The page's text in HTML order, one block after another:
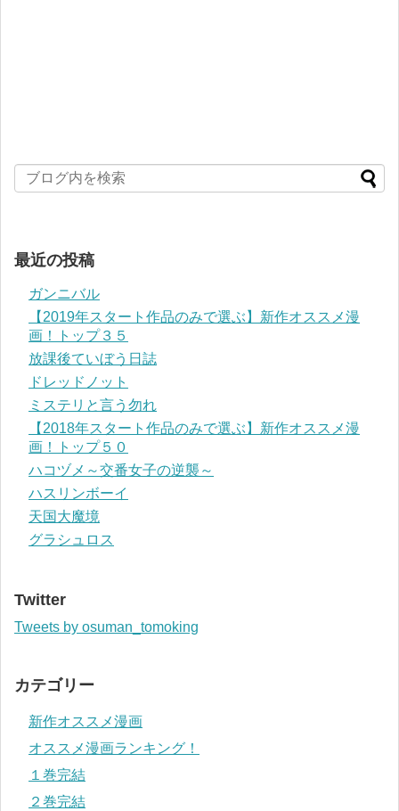
最近の投稿
ガンニバル
【2019年スタート作品のみで選ぶ】新作オススメ漫
画！トップ３５
放課後ていぼう日誌
ドレッドノット
ミステリと言う勿れ
【2018年スタート作品のみで選ぶ】新作オススメ漫
画！トップ５０
ハコヅメ～交番女子の逆襲～
ハスリンボーイ
天国大魔境
グラシュロス
Twitter
Tweets by osuman_tomoking
カテゴリー
新作オススメ漫画
オススメ漫画ランキング！
１巻完結
２巻完結